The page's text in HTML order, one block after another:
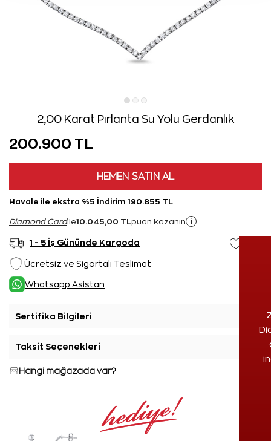
2,00 Karat Pırlanta Su Yolu Gerdanlık
200.900 TL
HEMEN SATIN AL
Havale ile ekstra %5 İndirim 190.855 TL
Diamond Cardile10.045,00 TL puan kazanın i
1 - 5 İş Gününde Kargoda
Ücretsiz ve Sigortalı Teslimat
Whatsapp Asistan
Sertifika Bilgileri
Taksit Seçenekleri
Hangi mağazada var?